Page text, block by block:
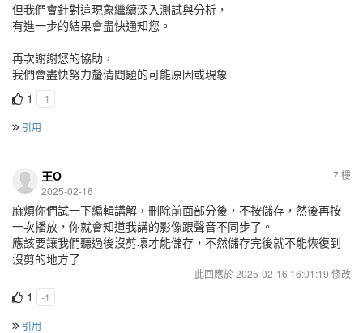
但我們會針對這現象繼續深入測試與分析，
有進一步的結果會盡快通知您。
再次謝謝您的協助，
我們會盡快努力釐清問題的可能原因或現象
1
-1
引用
7 樓
王O
2025-02-16
麻煩你們試一下編輯講解，刪除前面部分後，不按儲存，然後再按
一次播放，你就會知道我講的影像跟聲音不同步了。
應該要讓我們聽過後沒剪壞才能儲存，不然儲存完後就不能恢復到
沒剪的地方了
此回應於 2025-02-16 16:01:19 修改
1 -1
引用